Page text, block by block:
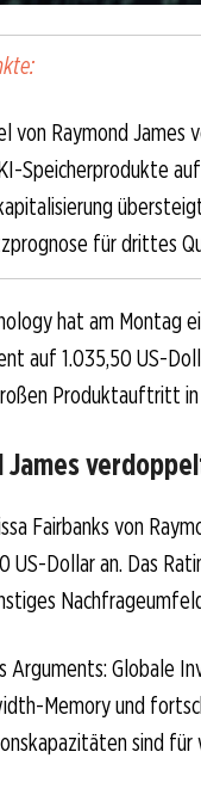
von Raymond James
Speicherprodukte
für drittes
hat am Montag
auf 1.035,50 US-
Produktauftritt in
James
Fairbanks von
US-Dollar an. Das
Arguments: Globale
Memory und
sind